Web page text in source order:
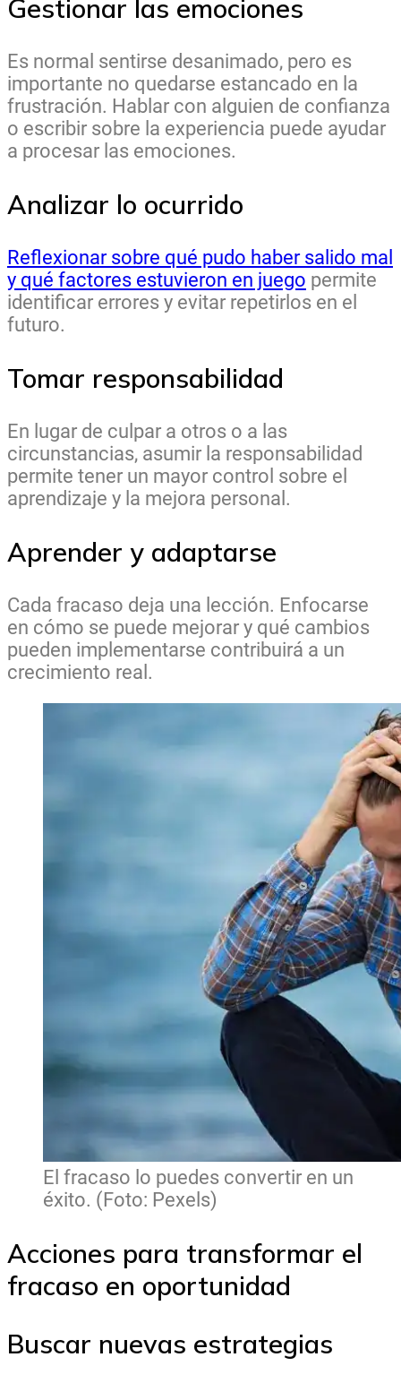
Gestionar las emociones
Es normal sentirse desanimado, pero es
importante no quedarse estancado en la
frustración. Hablar con alguien de confianza
o escribir sobre la experiencia puede ayudar
a procesar las emociones.
Analizar lo ocurrido
Reflexionar sobre qué pudo haber salido mal
y qué factores estuvieron en juego permite
identificar errores y evitar repetirlos en el
futuro.
Tomar responsabilidad
En lugar de culpar a otros o a las
circunstancias, asumir la responsabilidad
permite tener un mayor control sobre el
aprendizaje y la mejora personal.
Aprender y adaptarse
Cada fracaso deja una lección. Enfocarse
en cómo se puede mejorar y qué cambios
pueden implementarse contribuirá a un
crecimiento real.
El fracaso lo puedes convertir en un
éxito. (Foto: Pexels)
Acciones para transformar el
fracaso en oportunidad
Buscar nuevas estrategias